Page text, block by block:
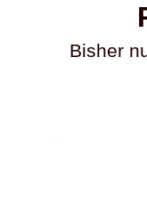
Bisher